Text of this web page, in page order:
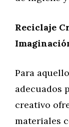
Reciclaje
Para
adecuados
creativo
materiales